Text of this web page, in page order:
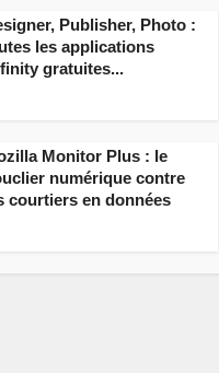
Publisher, Photo :
les applications
gratuites...
Monitor Plus : le
numérique contre
courtiers en données